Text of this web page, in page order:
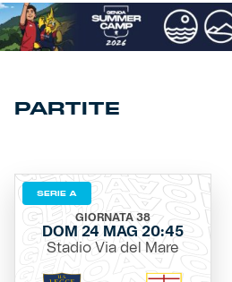
Caffè Boasi x Genoa
Isolani x Genoa
Fortissimo batte il mio cuor
PARTITE
SERIE A
GIORNATA 38
DOM 24 MAG 20:45
Stadio Via del Mare